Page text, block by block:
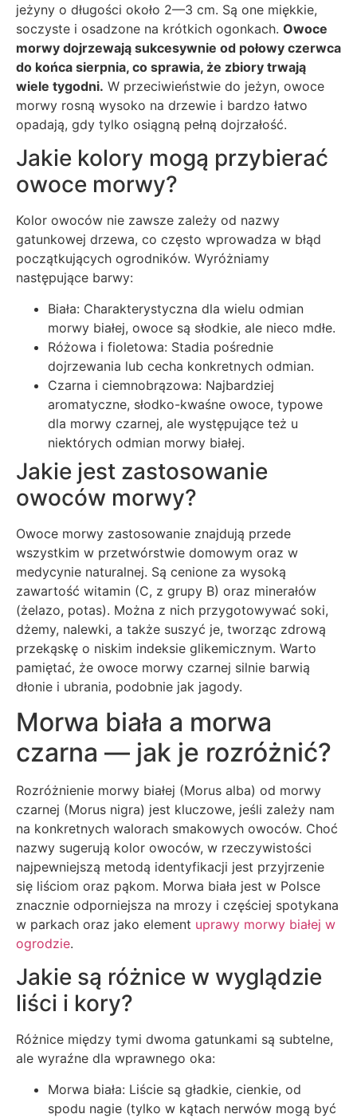
jeżyny o długości około 2—3 cm. Są one miękkie,
soczyste i osadzone na krótkich ogonkach. Owoce
morwy dojrzewają sukcesywnie od połowy czerwca
do końca sierpnia, co sprawia, że zbiory trwają
wiele tygodni. W przeciwieństwie do jeżyn, owoce
morwy rosną wysoko na drzewie i bardzo łatwo
opadają, gdy tylko osiągną pełną dojrzałość.
Jakie kolory mogą przybierać
owoce morwy?
Kolor owoców nie zawsze zależy od nazwy
gatunkowej drzewa, co często wprowadza w błąd
początkujących ogrodników. Wyróżniamy
następujące barwy:
Biała: Charakterystyczna dla wielu odmian
morwy białej, owoce są słodkie, ale nieco mdłe.
Różowa i fioletowa: Stadia pośrednie
dojrzewania lub cecha konkretnych odmian.
Czarna i ciemnobrązowa: Najbardziej
aromatyczne, słodko-kwaśne owoce, typowe
dla morwy czarnej, ale występujące też u
niektórych odmian morwy białej.
Jakie jest zastosowanie
owoców morwy?
Owoce morwy zastosowanie znajdują przede
wszystkim w przetwórstwie domowym oraz w
medycynie naturalnej. Są cenione za wysoką
zawartość witamin (C, z grupy B) oraz minerałów
(żelazo, potas). Można z nich przygotowywać soki,
dżemy, nalewki, a także suszyć je, tworząc zdrową
przekąskę o niskim indeksie glikemicznym. Warto
pamiętać, że owoce morwy czarnej silnie barwią
dłonie i ubrania, podobnie jak jagody.
Morwa biała a morwa
czarna — jak je rozróżnić?
Rozróżnienie morwy białej (Morus alba) od morwy
czarnej (Morus nigra) jest kluczowe, jeśli zależy nam
na konkretnych walorach smakowych owoców. Choć
nazwy sugerują kolor owoców, w rzeczywistości
najpewniejszą metodą identyfikacji jest przyjrzenie
się liściom oraz pąkom. Morwa biała jest w Polsce
znacznie odporniejsza na mrozy i częściej spotykana
w parkach oraz jako element uprawy morwy białej w
ogrodzie.
Jakie są różnice w wyglądzie
liści i kory?
Różnice między tymi dwoma gatunkami są subtelne,
ale wyraźne dla wprawnego oka:
Morwa biała: Liście są gładkie, cienkie, od
spodu nagie (tylko w kątach nerwów mogą być